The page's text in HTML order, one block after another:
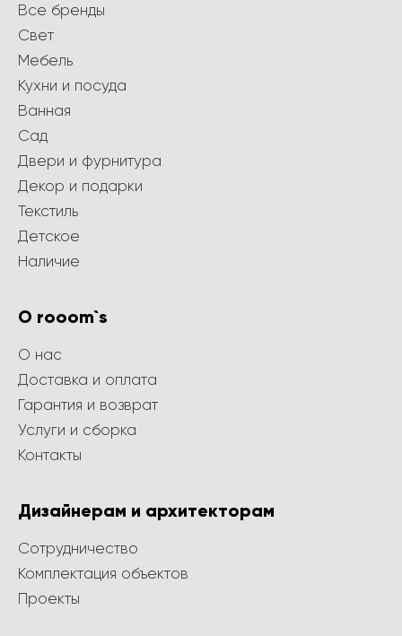
Все бренды
Свет
Мебель
Кухни и посуда
Ванная
Сад
Двери и фурнитура
Декор и подарки
Текстиль
Детское
Наличие
О rooom`s
О нас
Доставка и оплата
Гарантия и возврат
Услуги и сборка
Контакты
Дизайнерам и архитекторам
Сотрудничество
Комплектация объектов
Проекты